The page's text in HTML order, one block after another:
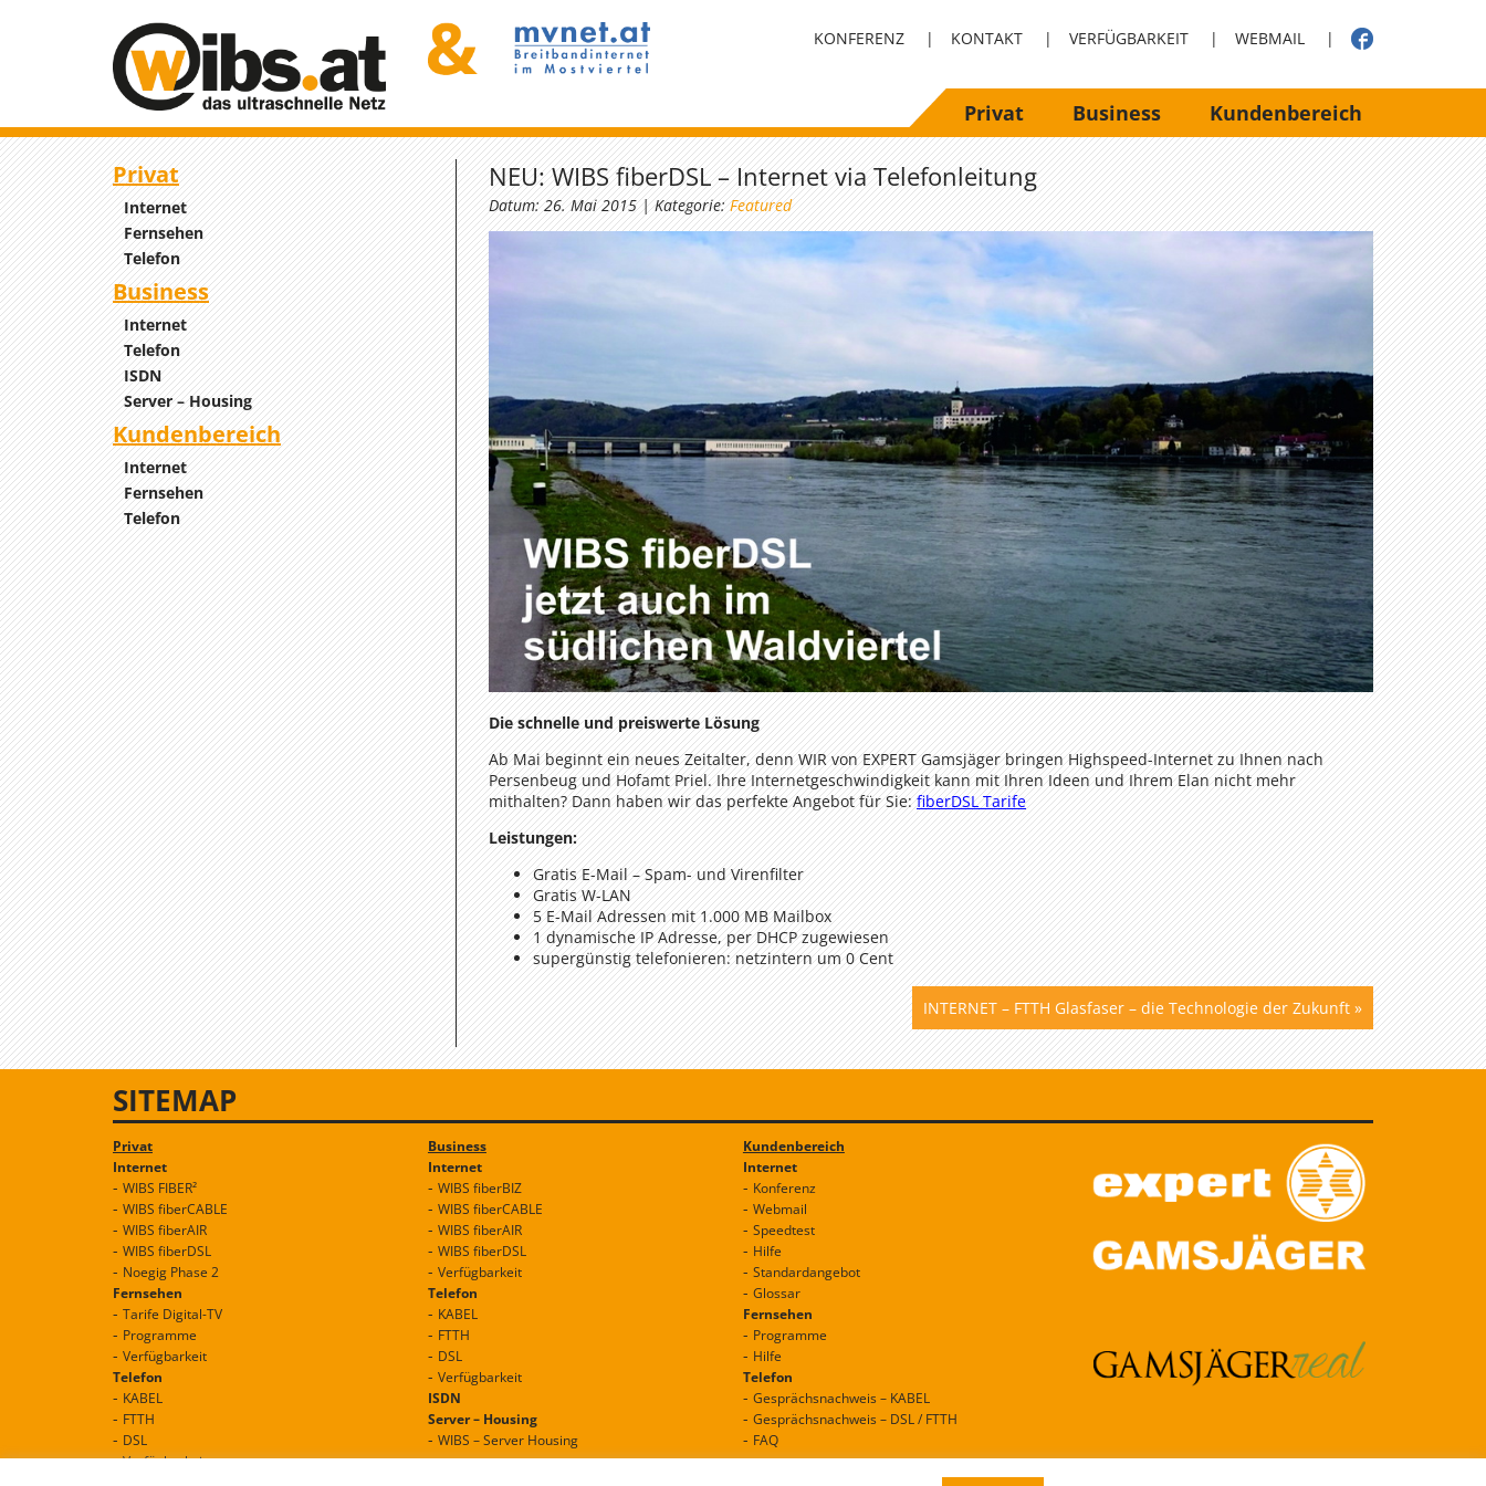
KONFERENZ | KONTAKT | VERFÜGBARKEIT | WEBMAIL |
Privat Business Kundenbereich
Privat
Internet
Fernsehen
Telefon
Business
Internet
Telefon
ISDN
Server – Housing
Kundenbereich
Internet
Fernsehen
Telefon
NEU: WIBS fiberDSL – Internet via Telefonleitung
Datum: 26. Mai 2015 | Kategorie:Featured
Die schnelle und preiswerte Lösung
Ab Mai beginnt ein neues Zeitalter, denn WIR von EXPERT Gamsjäger bringen Highspeed-Internet zu Ihnen nach
Persenbeug und Hofamt Priel. Ihre Internetgeschwindigkeit kann mit Ihren Ideen und Ihrem Elan nicht mehr
mithalten? Dann haben wir das perfekte Angebot für Sie:fiberDSL Tarife
Leistungen:
Gratis E-Mail – Spam- und Virenfilter
Gratis W-LAN
5 E-Mail Adressen mit 1.000 MB Mailbox
1 dynamische IP Adresse, per DHCP zugewiesen
supergünstig telefonieren: netzintern um 0 Cent
INTERNET – FTTH Glasfaser – die Technologie der Zukunft »
SITEMAP
Privat
Internet
WIBS FIBER²
WIBS fiberCABLE
WIBS fiberAIR
WIBS fiberDSL
Noegig Phase 2
Fernsehen
Tarife Digital-TV
Programme
Verfügbarkeit
Telefon
KABEL
FTTH
DSL
Verfügbarkeit
Business
Internet
WIBS fiberBIZ
WIBS fiberCABLE
WIBS fiberAIR
WIBS fiberDSL
Verfügbarkeit
Telefon
KABEL
FTTH
DSL
Verfügbarkeit
ISDN
Server – Housing
WIBS – Server Housing
Kundenbereich
Internet
Konferenz
Webmail
Speedtest
Hilfe
Standardangebot
Glossar
Fernsehen
Programme
Hilfe
Telefon
Gesprächsnachweis – KABEL
Gesprächsnachweis – DSL / FTTH
FAQ